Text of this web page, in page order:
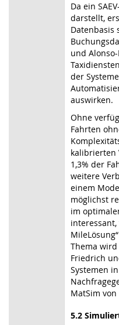
Da ein
darstellt,
Datenbasis
und
der
auswirken.
Ohne
Fahrten
kalibrierten
1,3% der
weitere
einem
möglichst
im
Thema
Friedrich
Systemen
MatSim
5.2